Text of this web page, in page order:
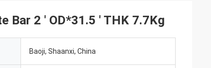
Bar 2 ' OD*31.5 ' THK 7.7Kg
Baoji, Shaanxi, China